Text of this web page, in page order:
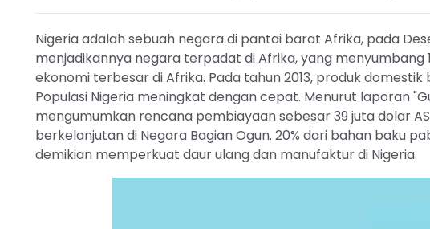
Nigeria adalah sebuah negara di pantai barat Afrika, pada
menjadikannya negara terpadat di Afrika, yang menyumbang
ekonomi terbesar di Afrika. Pada tahun 2013, produk domestik
Populasi Nigeria meningkat dengan cepat. Menurut laporan
mengumumkan rencana pembiayaan sebesar 39 juta dolar
berkelanjutan di Negara Bagian Ogun. 20% dari bahan baku
demikian memperkuat daur ulang dan manufaktur di Nigeria.